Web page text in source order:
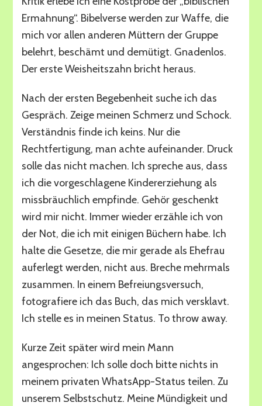
Ermahnung“. Bibelverse werden zur Waffe, die
mich vor allen anderen Müttern der Gruppe
belehrt, beschämt und demütigt. Gnadenlos.
Der erste Weisheitszahn bricht heraus.
Nach der ersten Begebenheit suche ich das
Gespräch. Zeige meinen Schmerz und Schock.
Verständnis finde ich keins. Nur die
Rechtfertigung, man achte aufeinander. Druck
solle das nicht machen. Ich spreche aus, dass
ich die vorgeschlagene Kindererziehung als
missbräuchlich empfinde. Gehör geschenkt
wird mir nicht. Immer wieder erzähle ich von
der Not, die ich mit einigen Büchern habe. Ich
halte die Gesetze, die mir gerade als Ehefrau
auferlegt werden, nicht aus. Breche mehrmals
zusammen. In einem Befreiungsversuch,
fotografiere ich das Buch, das mich versklavt.
Ich stelle es in meinen Status. To throw away.
Kurze Zeit später wird mein Mann
angesprochen: Ich solle doch bitte nichts in
meinem privaten WhatsApp-Status teilen. Zu
unserem Selbstschutz. Meine Mündigkeit und